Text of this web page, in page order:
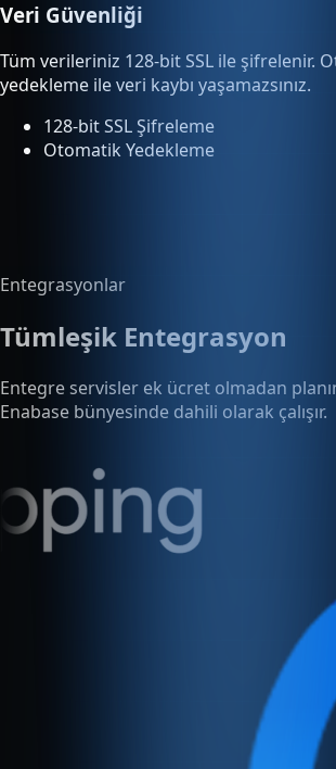
yedekleme ile veri kaybı yaşamazsınız.
128-bit SSL Şifreleme
Otomatik Yedekleme
Enabase bünyesinde dahili olarak çalışır.